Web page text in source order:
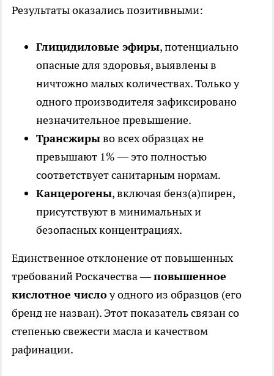
Результаты оказались позитивными:
Глицидиловые эфиры, потенциально
опасные для здоровья, выявлены в
ничтожно малых количествах. Только у
одного производителя зафиксировано
незначительное превышение.
Трансжирыво всех образцах не
превышают 1% — это полностью
соответствует санитарным нормам.
Канцерогены, включая бенз(а)пирен,
присутствуют в минимальных и
безопасных концентрациях.
Единственное отклонение от повышенных
требований Роскачества —повышенное
кислотное числоу одного из образцов (его
бренд не назван). Этот показатель связан со
степенью свежести масла и качеством
рафинации.